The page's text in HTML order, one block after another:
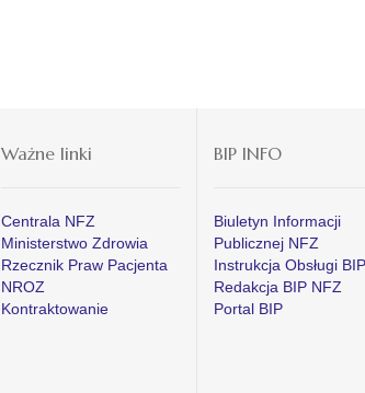
Ważne linki
Centrala NFZ
Ministerstwo Zdrowia
Rzecznik Praw Pacjenta
NROZ
Kontraktowanie
BIP INFO
Biuletyn Informacji
Publicznej NFZ
Instrukcja Obsługi BIP
Redakcja BIP NFZ
Portal BIP